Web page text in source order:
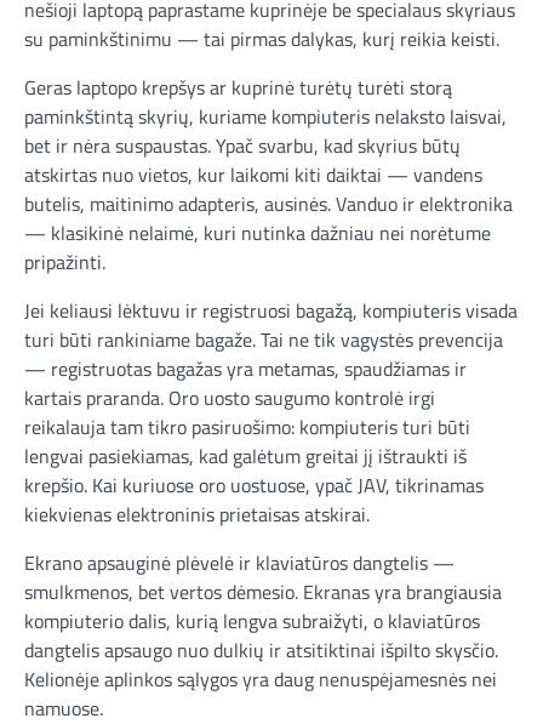
nešioji laptopą paprastame kuprinėje be specialaus skyriaus
su paminkštinimu — tai pirmas dalykas, kurį reikia keisti.
Geras laptopo krepšys ar kuprinė turėtų turėti storą
paminkštintą skyrių, kuriame kompiuteris nelaksto laisvai,
bet ir nėra suspaustas. Ypač svarbu, kad skyrius būtų
atskirtas nuo vietos, kur laikomi kiti daiktai — vandens
butelis, maitinimo adapteris, ausinės. Vanduo ir elektronika
— klasikinė nelaimė, kuri nutinka dažniau nei norėtume
pripažinti.
Jei keliausi lėktuvu ir registruosi bagažą, kompiuteris visada
turi būti rankiniame bagaže. Tai ne tik vagystės prevencija
— registruotas bagažas yra metamas, spaudžiamas ir
kartais praranda. Oro uosto saugumo kontrolė irgi
reikalauja tam tikro pasiruošimo: kompiuteris turi būti
lengvai pasiekiamas, kad galėtum greitai jį ištraukti iš
krepšio. Kai kuriuose oro uostuose, ypač JAV, tikrinamas
kiekvienas elektroninis prietaisas atskirai.
Ekrano apsauginė plėvelė ir klaviatūros dangtelis —
smulkmenos, bet vertos dėmesio. Ekranas yra brangiausia
kompiuterio dalis, kurią lengva subraižyti, o klaviatūros
dangtelis apsaugo nuo dulkių ir atsitiktinai išpilto skysčio.
Kelionėje aplinkos sąlygos yra daug nenuspėjamesnės nei
namuose.